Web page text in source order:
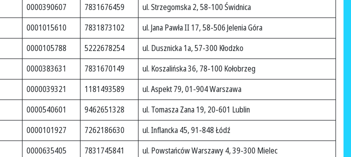
0000390607 7831676459
ul. Strzegomska 2, 58-100 Świdnica
0001015610 7831873102
ul. Jana Pawła II 17, 58-506 Jelenia Góra
0000105788 5222678254
ul. Dusznicka 1a, 57-300 Kłodzko
0000383631 7831670149
ul. Koszalińska 36, 78-100 Kołobrzeg
0000039321 1181493589
ul. Aspekt 79, 01-904 Warszawa
0000540601 9462651328
ul. Tomasza Zana 19, 20-601 Lublin
0000101927 7262186630
ul. Inflancka 45, 91-848 Łódź
0000635405 7831745841
ul. Powstańców Warszawy 4, 39-300 Mielec